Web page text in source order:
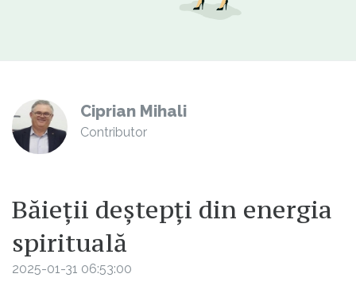
Ciprian Mihali
Contributor
Băieții deștepți din energia
spirituală
2025-01-31 06:53:00